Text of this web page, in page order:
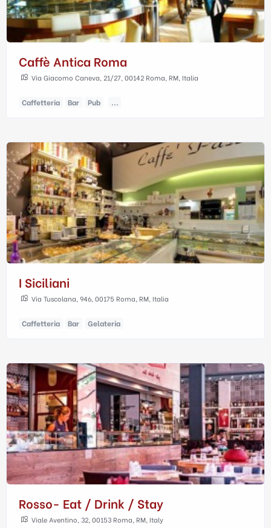
Caffè Antica Roma
Via Giacomo Caneva, 21/27, 00142 Roma, RM, Italia
Caffetteria Bar Pub ...
I Siciliani
Via Tuscolana, 946, 00175 Roma, RM, Italia
Caffetteria Bar Gelateria
Rosso- Eat / Drink / Stay
Viale Aventino, 32, 00153 Roma, RM, Italy